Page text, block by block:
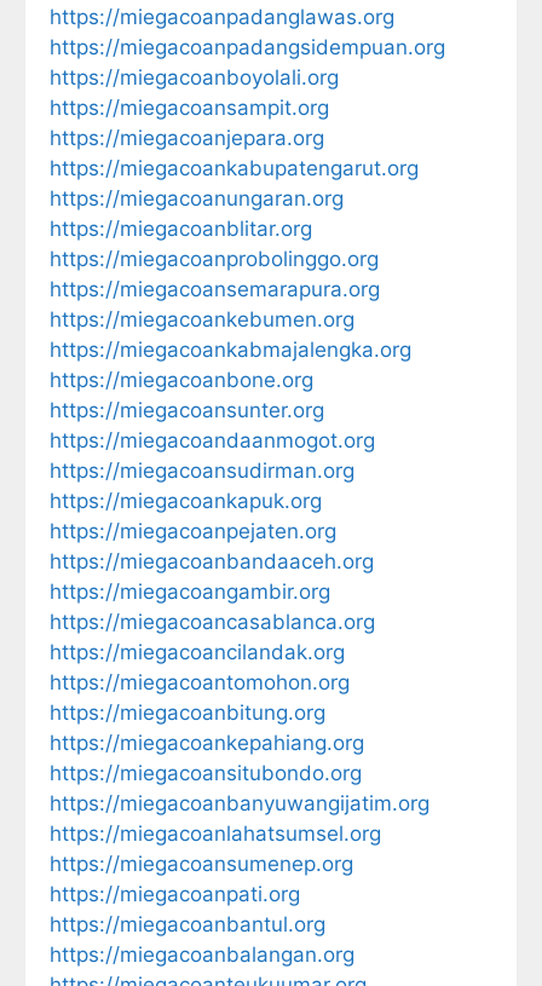
https://miegacoanpadanglawas.org
https://miegacoanpadangsidempuan.org
https://miegacoanboyolali.org
https://miegacoansampit.org
https://miegacoanjepara.org
https://miegacoankabupatengarut.org
https://miegacoanungaran.org
https://miegacoanblitar.org
https://miegacoanprobolinggo.org
https://miegacoansemarapura.org
https://miegacoankebumen.org
https://miegacoankabmajalengka.org
https://miegacoanbone.org
https://miegacoansunter.org
https://miegacoandaanmogot.org
https://miegacoansudirman.org
https://miegacoankapuk.org
https://miegacoanpejaten.org
https://miegacoanbandaaceh.org
https://miegacoangambir.org
https://miegacoancasablanca.org
https://miegacoancilandak.org
https://miegacoantomohon.org
https://miegacoanbitung.org
https://miegacoankepahiang.org
https://miegacoansitubondo.org
https://miegacoanbanyuwangijatim.org
https://miegacoanlahatsumsel.org
https://miegacoansumenep.org
https://miegacoanpati.org
https://miegacoanbantul.org
https://miegacoanbalangan.org